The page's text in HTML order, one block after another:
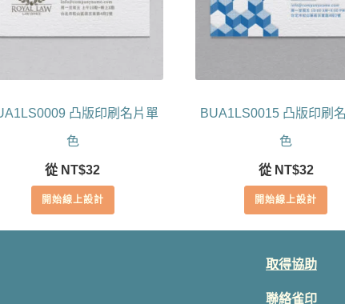
凸版印刷名片單
色
從 NT$32
開始線上設計
BUA1LS0015 凸版印刷
色
從 NT$32
開始線上設計
取得協助
聯絡雀印